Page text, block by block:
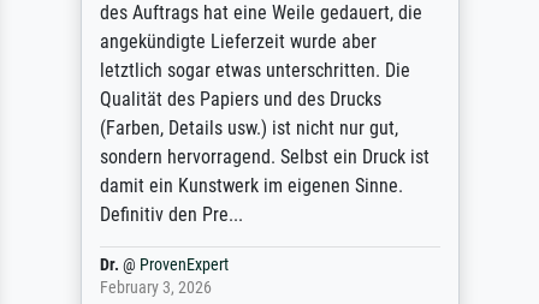
des Auftrags hat eine Weile gedauert, die
angekündigte Lieferzeit wurde aber
letztlich sogar etwas unterschritten. Die
Qualität des Papiers und des Drucks
(Farben, Details usw.) ist nicht nur gut,
sondern hervorragend. Selbst ein Druck ist
damit ein Kunstwerk im eigenen Sinne.
Definitiv den Pre...
Dr. @ ProvenExpert
February 3, 2026